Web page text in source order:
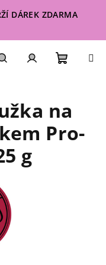
DÁREK ZDARMA
košík
na
Pro-
g